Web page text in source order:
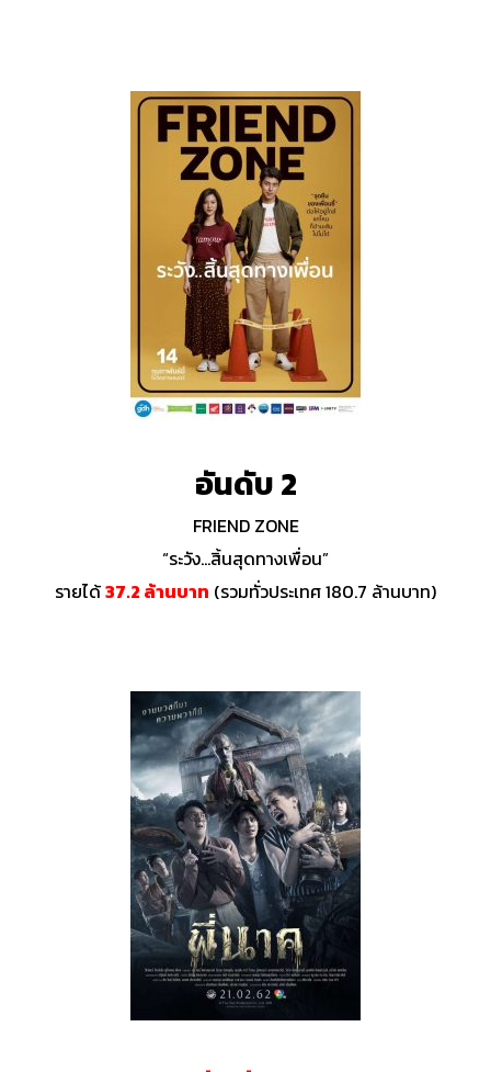
อันดับ 2
FRIEND ZONE
“ระวัง…สิ้นสุดทางเพื่อน”
รายได้37.2 ล้านบาท (รวมทั่วประเทศ 180.7 ล้านบาท)